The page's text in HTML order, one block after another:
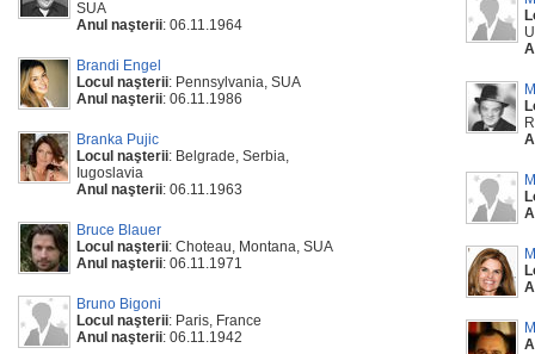
SUA
Anul naşterii: 06.11.1964
Brandi Engel
Locul naşterii: Pennsylvania, SUA
Anul naşterii: 06.11.1986
Branka Pujic
Locul naşterii: Belgrade, Serbia,
Iugoslavia
Anul naşterii: 06.11.1963
Bruce Blauer
Locul naşterii: Choteau, Montana, SUA
Anul naşterii: 06.11.1971
Bruno Bigoni
Locul naşterii: Paris, France
Anul naşterii: 06.11.1942